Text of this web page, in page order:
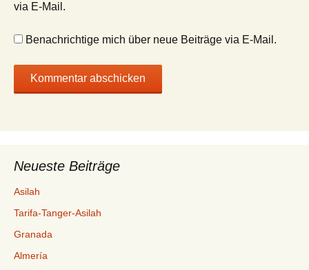
via E-Mail.
Benachrichtige mich über neue Beiträge via E-Mail.
Neueste Beiträge
Asilah
Tarifa-Tanger-Asilah
Granada
Almería